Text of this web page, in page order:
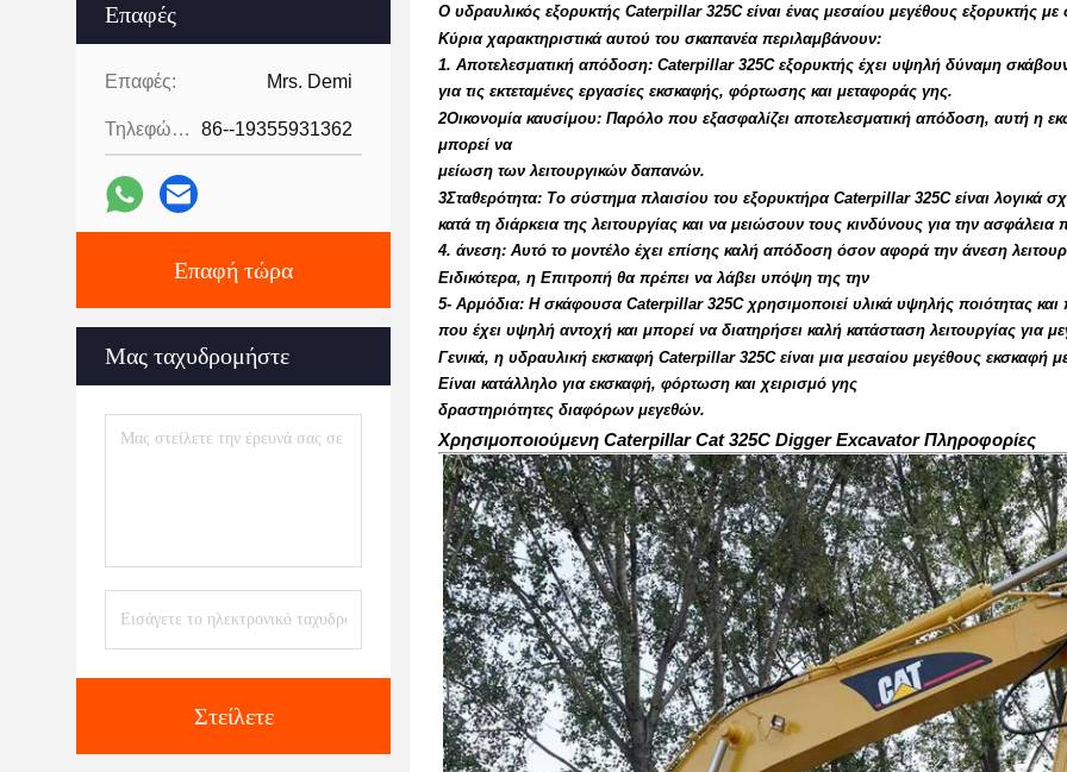
Επαφές
Επαφές: Mrs. Demi
Τηλεφώνημα: 86--19355931362
Επαφή τώρα
Μας ταχυδρομήστε
Στείλετε
Ο υδραυλικός εξορυκτής Caterpillar 325C είναι ένας μεσαίου μεγέθους εξορυκτής
Κύρια χαρακτηριστικά αυτού του σκαπανέα περιλαμβάνουν:
1. Αποτελεσματική απόδοση: Caterpillar 325C εξορυκτής έχει υψηλή δύναμη σκάβουν
για τις εκτεταμένες εργασίες εκσκαφής, φόρτωσης και μεταφοράς γης.
2Οικονομία καυσίμου: Παρόλο που εξασφαλίζει αποτελεσματική απόδοση, αυτή η
μπορεί να
μείωση των λειτουργικών δαπανών.
3Σταθερότητα: Το σύστημα πλαισίου του εξορυκτήρα Caterpillar 325C είναι λογικά
κατά τη διάρκεια της λειτουργίας και να μειώσουν τους κινδύνους για την
4. άνεση: Αυτό το μοντέλο έχει επίσης καλή απόδοση όσον αφορά την άνεση
Ειδικότερα, η Επιτροπή θα πρέπει να λάβει υπόψη της την
5- Αρμόδια: Η σκάφουσα Caterpillar 325C χρησιμοποιεί υλικά υψηλής ποιότητας και
που έχει υψηλή αντοχή και μπορεί να διατηρήσει καλή κατάσταση λειτουργίας για
Γενικά, η υδραυλική εκσκαφή Caterpillar 325C είναι μια μεσαίου μεγέθους εκσκαφή
Είναι κατάλληλο για εκσκαφή, φόρτωση και χειρισμό γης
δραστηριότητες διαφόρων μεγεθών.
Χρησιμοποιούμενη Caterpillar Cat 325C Digger Excavator Πληροφορίες